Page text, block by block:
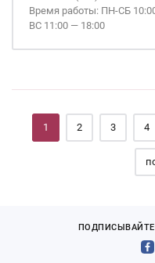
Время работы: ПН-СБ
ВС 11:00 — 18:00
Страницы
1 2 3 4